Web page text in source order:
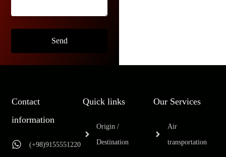
Contact
information
(+98)9155551220
Quick links
Origin /
Destination
Our Services
Air
transportation